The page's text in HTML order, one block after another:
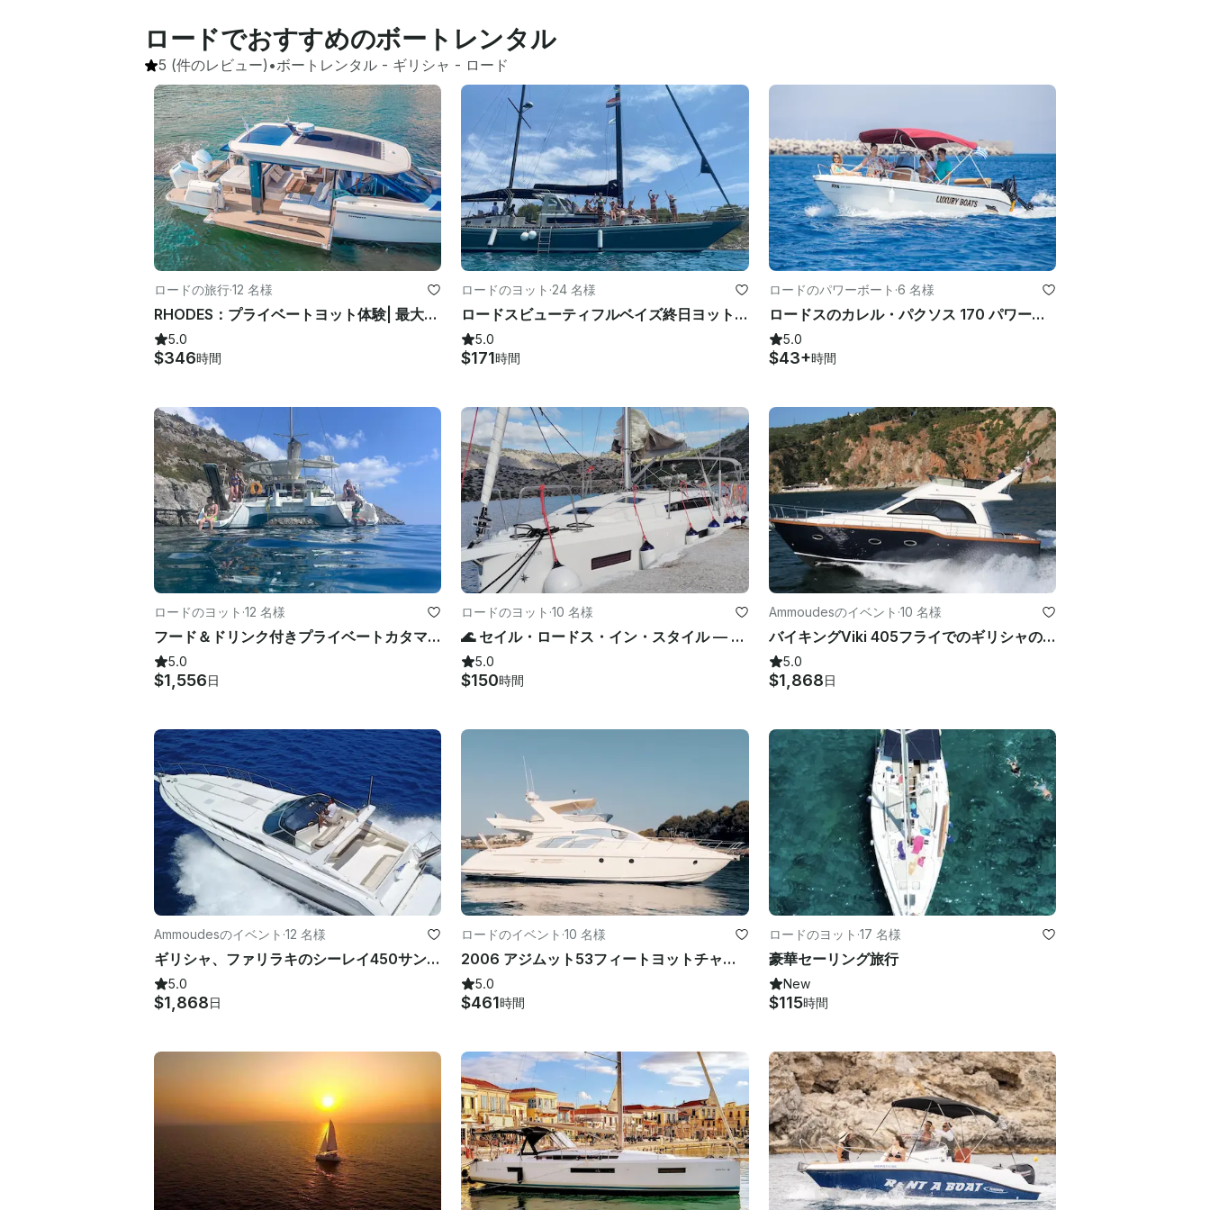
ロードでおすすめのボートレンタル
5 (件のレビュー) •ボートレンタル - ギリシャ - ロード
ロードの旅行·12 名様
RHODES：プライベートヨット体験| 最大12名様までのプライベートボートトリップ
5.0
$346時間
ロードのヨット ·24 名様
ロードスビューティフルベイズ終日ヨットクルーズ
5.0
$171時間
ロードのパワーボート ·6 名様
ロードスのカレル・パクソス 170 パワーボート
5.0
$43+時間
ロードのヨット ·12 名様
フード＆ドリンク付きプライベートカタマランデイクルーズ
5.0
$1,556日
ロードのヨット ·10 名様
🌊 セイル・ロードス・イン・スタイル — サン・オデッセイ380（2024）での豪華デイ・クルーズ
5.0
$150時間
Ammoudesのイベント ·10 名様
バイキングViki 405フライでのギリシャの島パワーホッピング
5.0
$1,868日
Ammoudesのイベント ·12 名様
ギリシャ、ファリラキのシーレイ450サンダンサーモーターヨット
5.0
$1,868日
ロードのイベント ·10 名様
2006 アジムット53フィートヨットチャーター（ロドスマンドラキ港）
5.0
$461時間
ロードのヨット ·17 名様
豪華セーリング旅行
New
$115時間